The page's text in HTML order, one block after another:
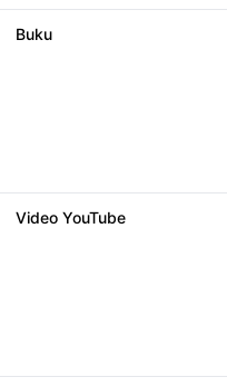
Buku
Video YouTube